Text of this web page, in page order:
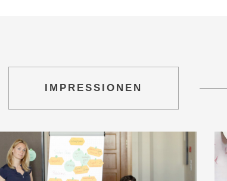
IMPRESSIONEN